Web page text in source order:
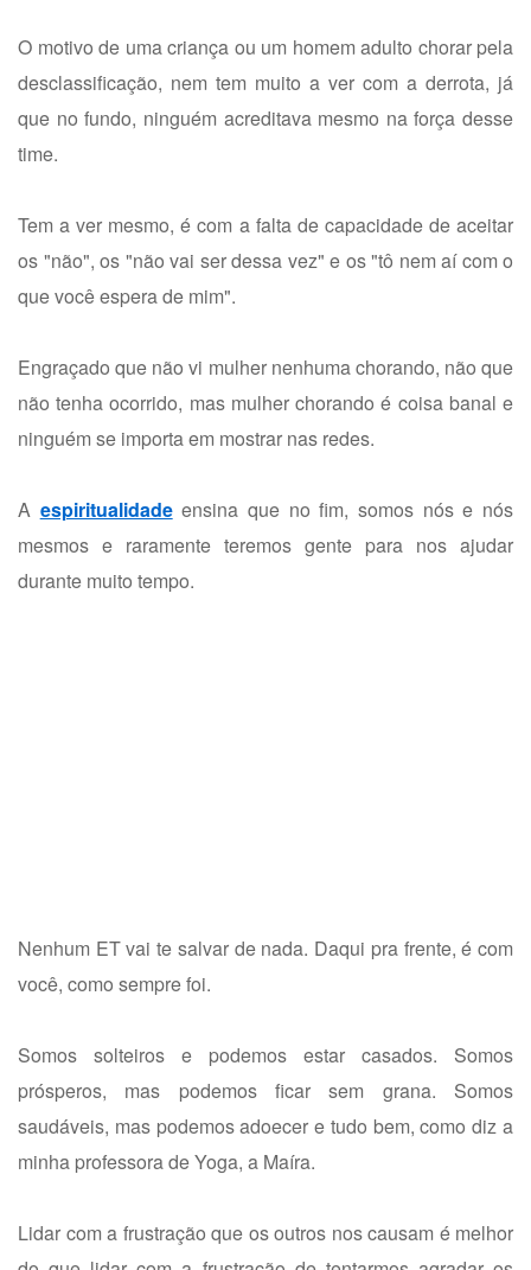
O motivo de uma criança ou um homem adulto chorar pela
desclassificação, nem tem muito a ver com a derrota, já
que no fundo, ninguém acreditava mesmo na força desse
time.
Tem a ver mesmo, é com a falta de capacidade de aceitar
os "não", os "não vai ser dessa vez" e os "tô nem aí com o
que você espera de mim".
Engraçado que não vi mulher nenhuma chorando, não que
não tenha ocorrido, mas mulher chorando é coisa banal e
ninguém se importa em mostrar nas redes.
A espiritualidadeensina que no fim, somos nós e nós
mesmos e raramente teremos gente para nos ajudar
durante muito tempo.
Nenhum ET vai te salvar de nada. Daqui pra frente, é com
você, como sempre foi.
Somos solteiros e podemos estar casados. Somos
prósperos, mas podemos ficar sem grana. Somos
saudáveis, mas podemos adoecer e tudo bem, como diz a
minha professora de Yoga, a Maíra.
Lidar com a frustração que os outros nos causam é melhor